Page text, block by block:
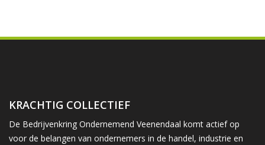
KRACHTIG COLLECTIEF
De Bedrijvenkring Ondernemend Veenendaal komt actief op
voor de belangen van ondernemers in de handel, industrie en